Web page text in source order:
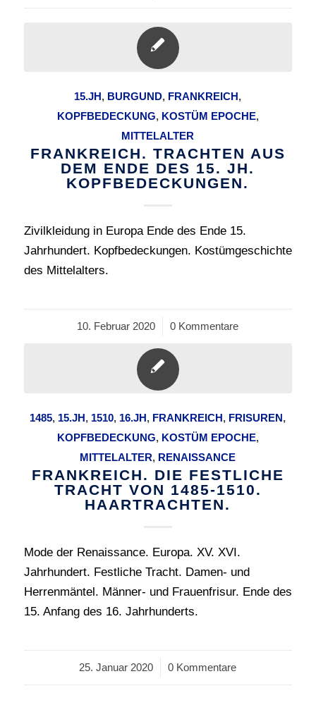
15.JH, BURGUND, FRANKREICH,
KOPFBEDECKUNG, KOSTÜM EPOCHE,
MITTELALTER
FRANKREICH. TRACHTEN AUS
DEM ENDE DES 15. JH.
KOPFBEDECKUNGEN.
Zivilkleidung in Europa Ende des Ende 15.
Jahrhundert. Kopfbedeckungen. Kostümgeschichte
des Mittelalters.
10. Februar 2020
/ 0 Kommentare
1485, 15.JH, 1510, 16.JH, FRANKREICH, FRISUREN,
KOPFBEDECKUNG, KOSTÜM EPOCHE,
MITTELALTER, RENAISSANCE
FRANKREICH. DIE FESTLICHE
TRACHT VON 1485-1510.
HAARTRACHTEN.
Mode der Renaissance. Europa. XV. XVI.
Jahrhundert. Festliche Tracht. Damen- und
Herrenmäntel. Männer- und Frauenfrisur. Ende des
15. Anfang des 16. Jahrhunderts.
25. Januar 2020
/ 0 Kommentare